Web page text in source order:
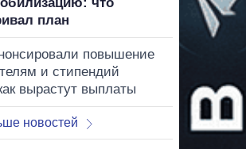
план
повышение
и стипендий
вырастут выплаты
новостей